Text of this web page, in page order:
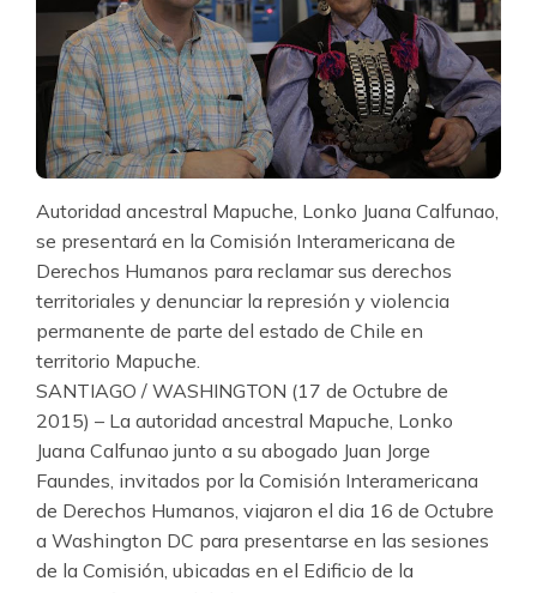
Autoridad ancestral Mapuche, Lonko Juana Calfunao,
se presentará en la Comisión Interamericana de
Derechos Humanos para reclamar sus derechos
territoriales y denunciar la represión y violencia
permanente de parte del estado de Chile en
territorio Mapuche.
SANTIAGO / WASHINGTON (17 de Octubre de
2015) – La autoridad ancestral Mapuche, Lonko
Juana Calfunao junto a su abogado Juan Jorge
Faundes, invitados por la Comisión Interamericana
de Derechos Humanos, viajaron el dia 16 de Octubre
a Washington DC para presentarse en las sesiones
de la Comisión, ubicadas en el Edificio de la